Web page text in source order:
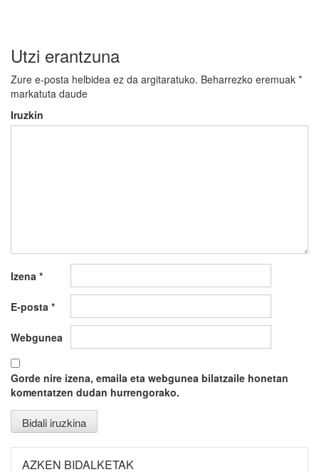
Utzi erantzuna
Zure e-posta helbidea ez da argitaratuko. Beharrezko eremuak *
markatuta daude
Iruzkin
Izena *
E-posta *
Webgunea
Gorde nire izena, emaila eta webgunea bilatzaile honetan
komentatzen dudan hurrengorako.
AZKEN BIDALKETAK